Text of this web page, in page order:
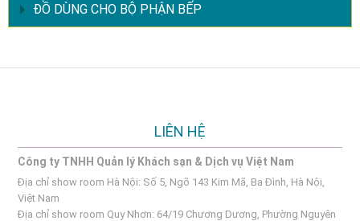
ĐỒ DÙNG CHO BỘ PHẬN BẾP
LIÊN HỆ
Công ty TNHH Quản lý Khách sạn & Dịch vụ Việt Nam
Địa chỉ show room Hà Nội: Số 5, Ngõ 143 Kim Mã, Ba Đình, Hà Nội,
Việt Nam
Địa chỉ show room Quy Nhơn: 64/19 Chương Dương, Phường Nguyên